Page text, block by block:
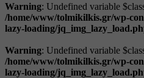
Warning: Undefined variable
/home/www/tolmikilkis.gr/wp-
lazy-loading/
Warning: Undefined variable
/home/www/tolmikilkis.gr/wp-
lazy-loading/